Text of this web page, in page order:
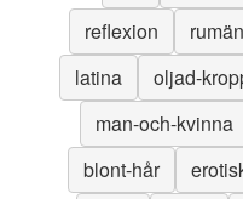
reflexion
latina
oljad-
man-och-kvinna
blont-hår